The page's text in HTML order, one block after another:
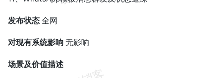
发布状态 全网
对现有系统影响 无影响
场景及价值描述